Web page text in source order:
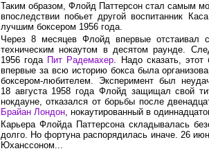
Таким образом, Флойд Паттерсон стал самым
впоследствии побьет другой воспитанник
лучшим боксером 1956 года.
Через 8 месяцев Флойд впервые отстаивал
техническим нокаутом в десятом раунде.
1956 года Пит Радемахер. Надо сказать,
впервые за всю историю бокса была
боксером-любителем. Эксперимент был
18 августа 1958 годаФлойд защищал свой
нокдауне, отказался от борьбы после
Брайан Лондон, нокаутированный в
Карьера Флойда Паттерсона складывалась
долго. Но фортуна распорядилась иначе. 26
Юханссоном...